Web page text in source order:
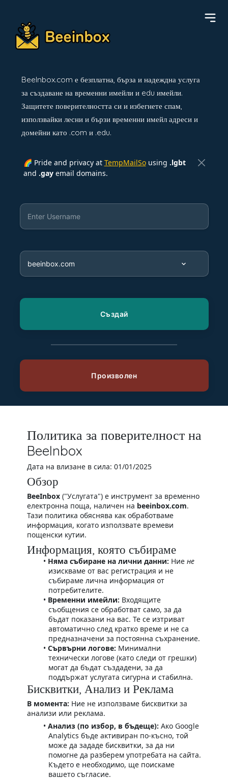
BeeInbox.com е безплатна, бърза и надеждна услуга
за създаване на временни имейли и edu имейли.
Защитете поверителността си и избегнете спам,
използвайки лесни и бързи временни имейл адреси и
домейни като .com и .edu.
🌈 Pride and privacy at TempMailSousing .lgbt
and .gayemail domains.
Политика за поверителност на
BeeInbox
Дата на влизане в сила: 01/01/2025
Обзор
BeeInbox("Услугата") е инструмент за временно
електронна поща, наличен на beeinbox.com.
Тази политика обяснява как обработваме
информация, когато използвате времеви
пощенски кутии.
Информация, която събираме
Няма събиране на лични данни: Ниене
изискваме от вас регистрация и не
събираме лична информация от
потребителите.
Временни имейли: Входящите
съобщения се обработват само, за да
бъдат показани на вас. Те се изтриват
автоматично след кратко време и не са
предназначени за постоянна съхранение.
Сървърни логове: Минимални
технически логове (като следи от грешки)
могат да бъдат създадени, за да
поддържат услугата сигурна и стабилна.
Бисквитки, Анализ и Реклама
В момента: Ние не използваме бисквитки за
анализи или реклама.
Анализ (по избор, в бъдеще): Ако Google
Analytics бъде активиран по-късно, той
може да зададе бисквитки, за да ни
помогне да разберем употребата на сайта.
Където е необходимо, ще поискаме
вашето съгласие.